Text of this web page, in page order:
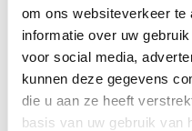
om ons websiteverkeer te
informatie over uw
voor social media,
kunnen deze gegevens
die u aan ze heeft
basis van uw gebruik van
Ook interessant